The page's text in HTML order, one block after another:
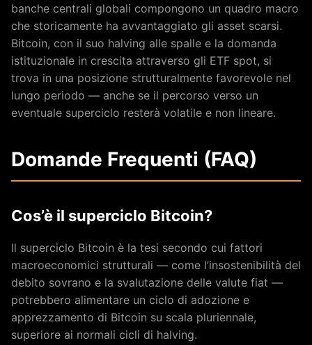
banche centrali globali compongono un quadro macro
che storicamente ha avvantaggiato gli asset scarsi.
Bitcoin, con il suo halving alle spalle e la domanda
istituzionale in crescita attraverso gli ETF spot, si
trova in una posizione strutturalmente favorevole nel
lungo periodo — anche se il percorso verso un
eventuale superciclo resterà volatile e non lineare.
Domande Frequenti (FAQ)
Cos’è il superciclo Bitcoin?
Il superciclo Bitcoin è la tesi secondo cui fattori
macroeconomici strutturali — come l’insostenibilità del
debito sovrano e la svalutazione delle valute fiat —
potrebbero alimentare un ciclo di adozione e
apprezzamento di Bitcoin su scala pluriennale,
superiore ai normali cicli di halving.